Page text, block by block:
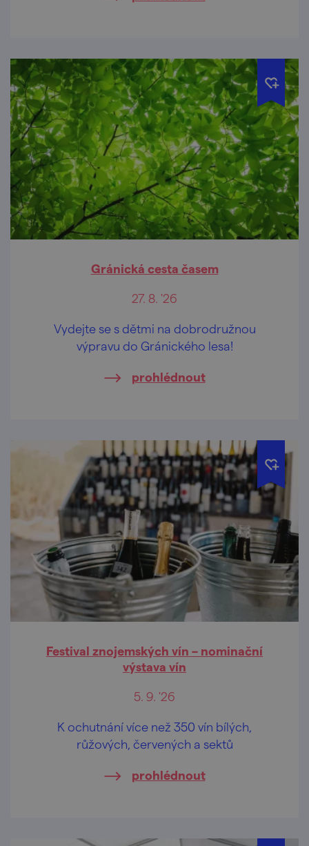
Gránická cesta časem
27. 8. '26
Vydejte se s dětmi na dobrodružnou
výpravu do Gránického lesa!
prohlédnout
Festival znojemských vín – nominační
výstava vín
5. 9. '26
K ochutnání více než 350 vín bílých,
růžových, červených a sektů
prohlédnout